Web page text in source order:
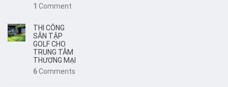
1 Comment
THI CÔNG
SÂN TẬP
GOLF CHO
TRUNG TÂM
THƯƠNG MẠI
6Comments